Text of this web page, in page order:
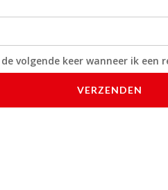
volgende keer wanneer ik een